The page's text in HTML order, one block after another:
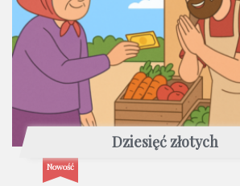
Dziesięć złotych
Nowość